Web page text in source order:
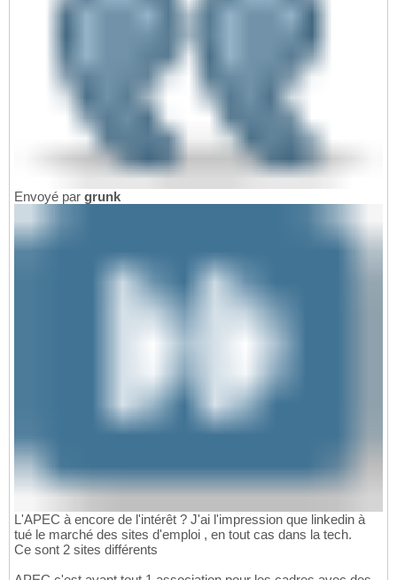
Envoyé par grunk
L'APEC à encore de l'intérêt ? J'ai l'impression que linkedin à
tué le marché des sites d'emploi , en tout cas dans la tech.
Ce sont 2 sites différents